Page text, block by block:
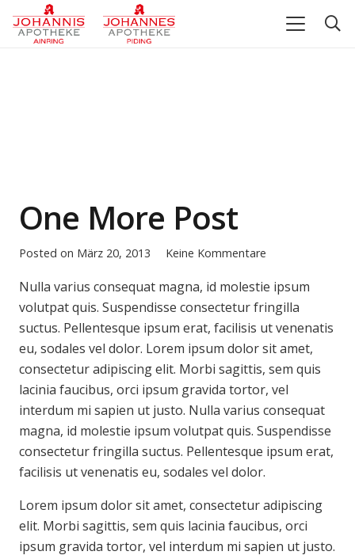
One More Post
Posted on März 20, 2013 Keine Kommentare
Nulla varius consequat magna, id molestie ipsum
volutpat quis. Suspendisse consectetur fringilla
suctus. Pellentesque ipsum erat, facilisis ut venenatis
eu, sodales vel dolor. Lorem ipsum dolor sit amet,
consectetur adipiscing elit. Morbi sagittis, sem quis
lacinia faucibus, orci ipsum gravida tortor, vel
interdum mi sapien ut justo. Nulla varius consequat
magna, id molestie ipsum volutpat quis. Suspendisse
consectetur fringilla suctus. Pellentesque ipsum erat,
facilisis ut venenatis eu, sodales vel dolor.
Lorem ipsum dolor sit amet, consectetur adipiscing
elit. Morbi sagittis, sem quis lacinia faucibus, orci
ipsum gravida tortor, vel interdum mi sapien ut justo.